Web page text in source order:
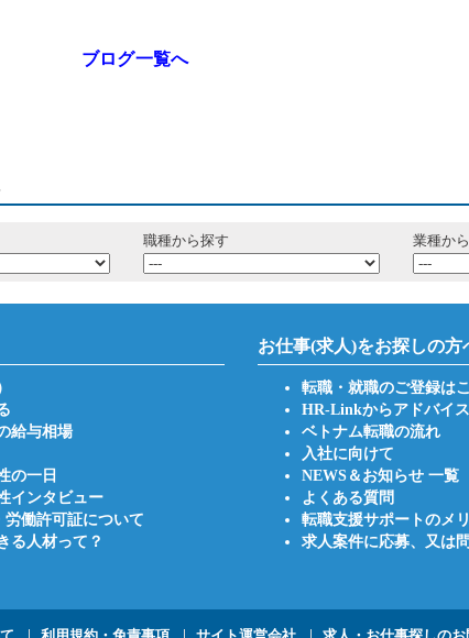
ブログ一覧へ
職種から探す 業種か
給与相場
の一日
インタビュー
働許可証について
る人材って？
お仕事(求人)をお探しの方
転職・就職のご登録は
HR-Linkからアドバイス
ベトナム転職の流れ
入社に向けて
NEWS＆お知らせ 一覧
よくある質問
転職支援サポートのメ
求人案件に応募、又は